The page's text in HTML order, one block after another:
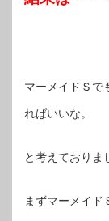
マーメイドＳで
ればいいな。
と考えておりま
まずマーメイド